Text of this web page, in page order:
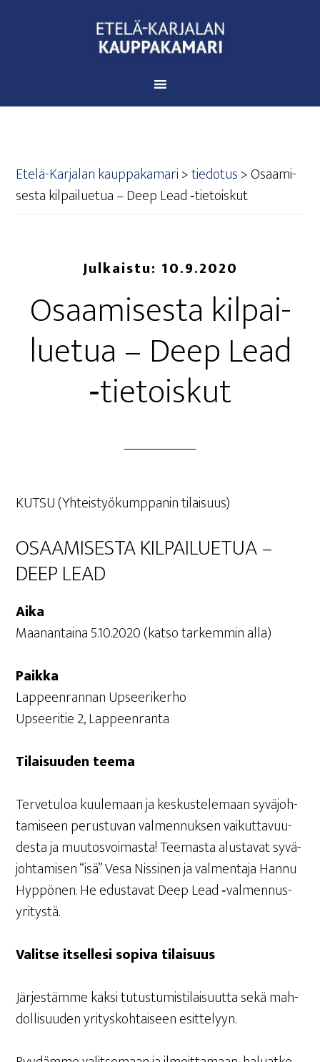
Etelä-Karjalan kauppakamari>tiedotus>Osaa­mi­
ses­ta kil­pai­lue­tua – Deep Lead ‑tie­tois­kut
Julkaistu: 10.9.2020
Osaa­mi­ses­ta kil­pai­
lue­tua – Deep Lead
‑tie­tois­kut
KUT­SU (Yhteis­työ­kump­pa­nin tilaisuus)
OSAA­MI­SES­TA KIL­PAI­LUE­TUA –
DEEP LEAD
Aika
Maa­nan­tai­na 5.10.2020 (kat­so tar­kem­min alla)
Paik­ka
Lap­peen­ran­nan Upseerikerho
Upsee­ri­tie 2, Lappeenranta
Tilai­suu­den teema
Ter­ve­tu­loa kuu­le­maan ja kes­kus­te­le­maan syvä­joh­
ta­mi­seen perus­tu­van val­men­nuk­sen vai­kut­ta­vuu­
des­ta ja muu­tos­voi­mas­ta! Tee­mas­ta alus­ta­vat syvä­
joh­ta­mi­sen “isä” Vesa Nis­si­nen ja val­men­ta­ja Han­nu
Hyp­pö­nen. He edus­ta­vat Deep Lead ‑val­men­nus­
yri­tys­tä.
Valit­se itsel­le­si sopi­va tilaisuus
Jär­jes­täm­me kak­si tutus­tu­mis­ti­lai­suut­ta sekä mah­
dol­li­suu­den yri­tys­koh­tai­seen esittelyyn.